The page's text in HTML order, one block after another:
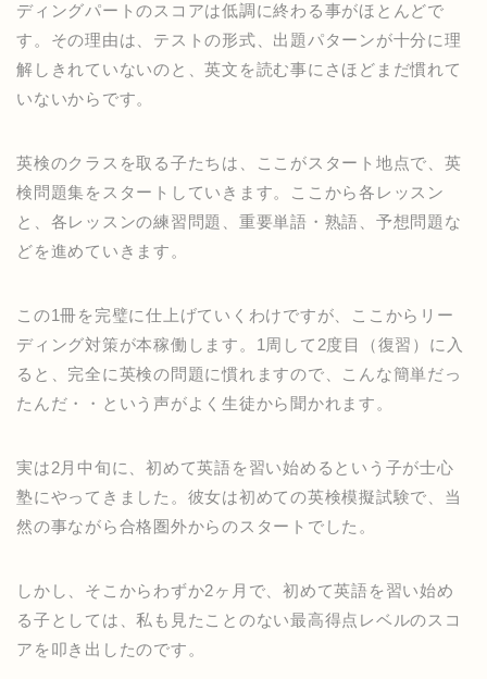
ディングパートのスコアは低調に終わる事がほとんどで
す。その理由は、テストの形式、出題パターンが十分に理
解しきれていないのと、英文を読む事にさほどまだ慣れて
いないからです。
英検のクラスを取る子たちは、ここがスタート地点で、英
検問題集をスタートしていきます。ここから各レッスン
と、各レッスンの練習問題、重要単語・熟語、予想問題な
どを進めていきます。
この1冊を完璧に仕上げていくわけですが、ここからリー
ディング対策が本稼働します。1周して2度目（復習）に入
ると、完全に英検の問題に慣れますので、こんな簡単だっ
たんだ・・という声がよく生徒から聞かれます。
実は2月中旬に、初めて英語を習い始めるという子が士心
塾にやってきました。彼女は初めての英検模擬試験で、当
然の事ながら合格圏外からのスタートでした。
しかし、そこからわずか2ヶ月で、初めて英語を習い始め
る子としては、私も見たことのない最高得点レベルのスコ
アを叩き出したのです。